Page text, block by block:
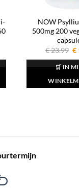
NOW
500mg 200
€23.99
€
€
🛒 IN